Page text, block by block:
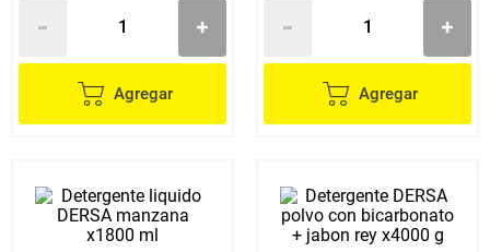
Agregar Agregar